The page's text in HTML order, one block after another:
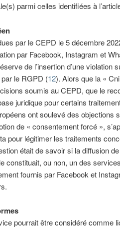
parmi celles identifiées à
par le CEPD le 5 décembre
par Facebook, Instagram et
de l’insertion d’une violation
le RGPD (12). Alors que la «
soumis au CEPD, que le
juridique pour certains
ont soulevé des objections
de « consentement forcé »,
pour légitimer les traitements
était de savoir si la diffusion
constituait, ou non, un des
fournis par Facebook et
pourrait être considéré comme